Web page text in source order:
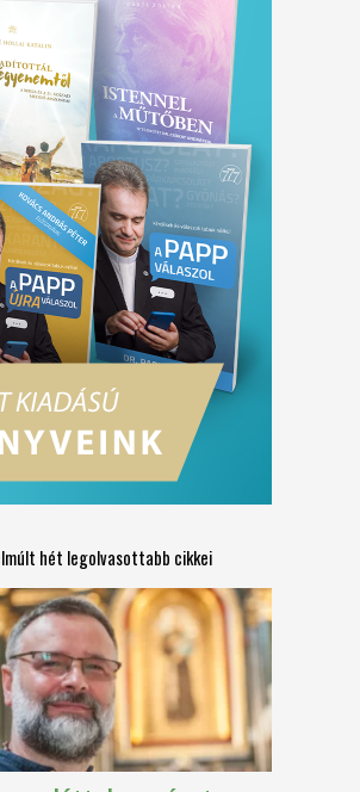
hét legolvasottabb cikkei